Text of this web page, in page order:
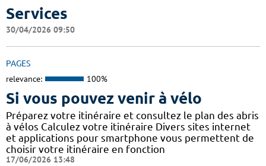
Services
30/04/2026 09:50
PAGES
relevance: 100%
Si vous pouvez venir à vélo
Préparez votre itinéraire et consultez le plan des abris
à vélos Calculez votre itinéraire Divers sites internet
et applications pour smartphone vous permettent de
choisir votre itinéraire en fonction
17/06/2026 13:48